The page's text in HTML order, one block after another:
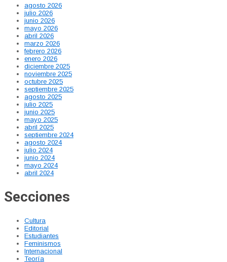
agosto 2026
julio 2026
junio 2026
mayo 2026
abril 2026
marzo 2026
febrero 2026
enero 2026
diciembre 2025
noviembre 2025
octubre 2025
septiembre 2025
agosto 2025
julio 2025
junio 2025
mayo 2025
abril 2025
septiembre 2024
agosto 2024
julio 2024
junio 2024
mayo 2024
abril 2024
Secciones
Cultura
Editorial
Estudiantes
Feminismos
Internacional
Teoría